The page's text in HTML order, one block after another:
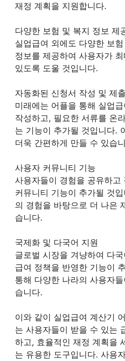
재정 계획을 지원합니다.
다양한 보험 및 복지 정보 제
실업급여 외에도 다양한 보
정보를 제공하여 사용자가
있도록 도울 것입니다.
자동화된 신청서 작성 및 제출
미래에는 어플을 통해 실업
작성하고, 필요한 서류를 온
는 기능이 추가될 것입니다.
더욱 간편하게 만들 수 있습
사용자 커뮤니티 기능
사용자들이 경험을 공유하고
커뮤니티 기능이 추가될 것
의 경험을 바탕으로 더 나은
습니다.
국제화 및 다국어 지원
글로벌 시장을 겨냥하여 다
급여 정책을 반영한 기능이
통해 다양한 나라의 사용자
습니다.
이와 같이 실업급여 계산기
는 사용자들이 받을 수 있는
하고, 효율적인 재정 계획을
는 유용한 도구입니다. 사용